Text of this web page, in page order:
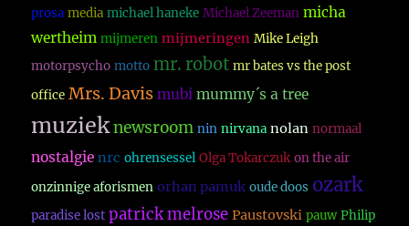
prosa media michael haneke Michael Zeeman micha
wertheim mijmeren mijmeringen Mike Leigh
motorpsycho motto mr. robot mr bates vs the post
office Mrs. Davis mubi mummy´s a tree
muzieknewsroom nin nirvana nolan normaal
nostalgie nrc ohrensessel Olga Tokarczuk on the air
onzinnige aforismen orhan pamuk oude doos ozark
paradise lost patrick melrose Paustovski pauw Philip